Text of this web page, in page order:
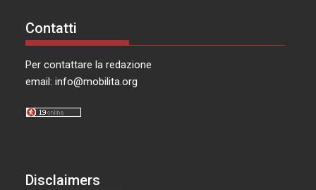
Contatti
Per contattare la redazione
email:info@mobilita.org
Disclaimers